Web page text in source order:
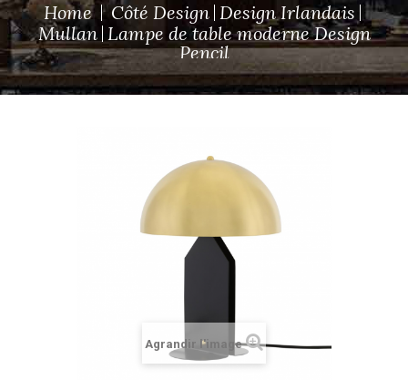
Home Côté Design Design Irlandais
Mullan Lampe de table moderne Design
Pencil
Agrandir l'image